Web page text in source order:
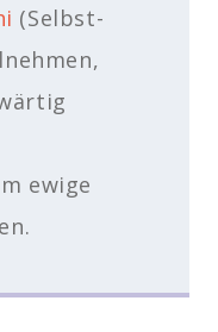
(Selbst-
ewige